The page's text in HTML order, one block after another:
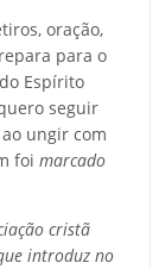
oração,
para o
Espírito
seguir
ungir com
foi marcado
cristã
introduz no